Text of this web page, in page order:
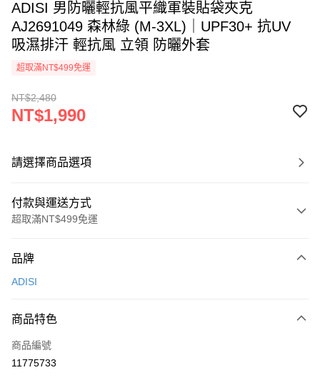
ADISI 男防曬輕抗風平織軍裝貼袋夾克
AJ2691049 森林綠 (M-3XL)｜UPF30+ 抗UV
吸濕排汗 輕抗風 立領 防曬外套
超取滿NT$499免運
NT$2,480
NT$1,990
請選擇商品選項
付款與運送方式
超取滿NT$499免運
信用卡一次付款
LINE Pay
Apple Pay
品牌
ADISI
商品特色
商品編號
11775733